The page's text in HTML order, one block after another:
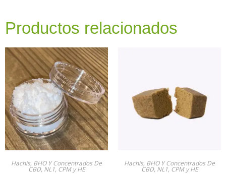
Productos relacionados
Hachis, BHO Y Concentrados De
CBD, NL1, CPM y HE
Hachis, BHO Y Concentrados De
CBD, NL1, CPM y HE